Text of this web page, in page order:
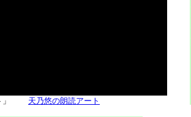
ト」 天乃悠の朗読アート